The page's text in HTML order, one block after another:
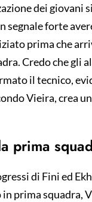
dei giovani
forte
prima che
Credo che gli
il tecnico,
Vieira, crea
prima
di Fini ed
prima squadra,